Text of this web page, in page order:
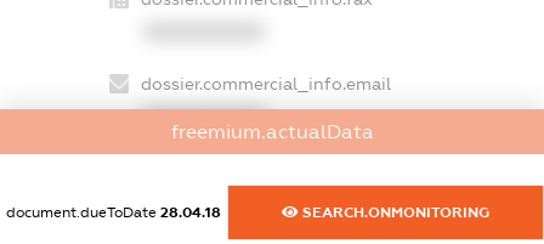
dossier.commercial_info.email
freemium.actualData
document.dueToDate 28.04.18 SEARCH.ONMONITORING